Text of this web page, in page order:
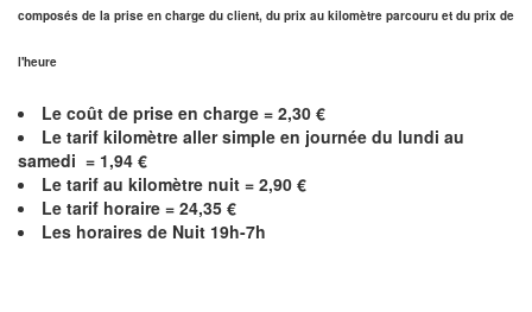
composés de la prise en charge du client, du prix au kilomètre parcouru et du prix de
l'heure
Le coût de prise en charge = 2,30 €
Le tarif kilomètre aller simple en journée du lundi au
samedi = 1,94 €
Le tarif au kilomètre nuit = 2,90 €
Le tarif horaire = 24,35 €
Les horaires de Nuit 19h-7h